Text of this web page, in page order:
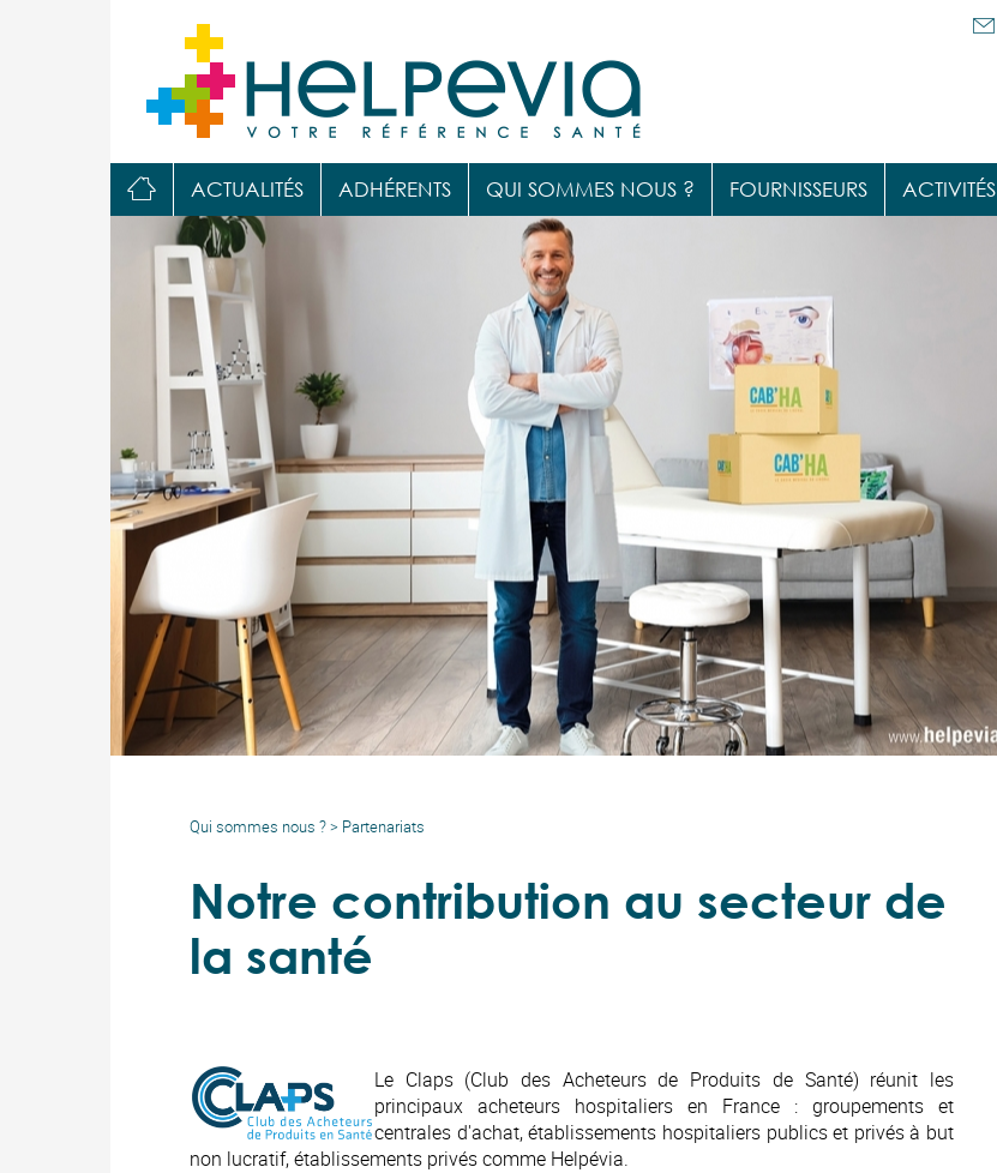
 ACTUALITÉS ADHÉRENTS QUI SOMMES NOUS ? FOURNISSEURS ACTIVITÉS
Qui sommes nous ?> Partenariats
Notre contribution au secteur de
la santé
Le Claps (Club des Acheteurs de Produits de Santé) réunit les
principaux acheteurs hospitaliers en France : groupements et
centrales d'achat, établissements hospitaliers publics et privés à but
non lucratif, établissements privés comme Helpévia.